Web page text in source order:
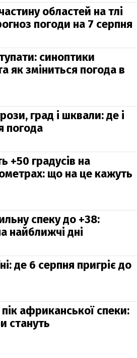
областей на тлі
погоди на 7 серпня
синоптики
як зміниться погода в
град і шквали: де і
погода
+50 градусів на
що на це кажуть
спеку до +38:
найближчі дні
де 6 серпня пригріє до
африканської спеки:
стануть